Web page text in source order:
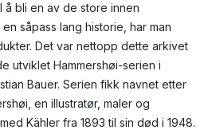
å bli en av de store innen
såpass lang historie, har man
Det var nettopp dette arkivet
utviklet Hammershøi-serien i
Bauer. Serien fikk navnet etter
en illustratør, maler og
Kähler fra 1893 til sin død i 1948.